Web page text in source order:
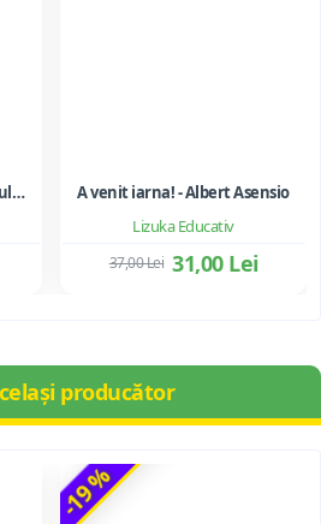
20000 de leghe sub mari - Jules Verne
Lizuka Educativ
A venit iarna! - Albert Asensio
31,00 Lei
37,00 Lei
producător
-19 %